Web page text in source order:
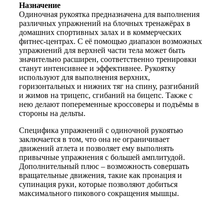
Назначение
Одиночная рукоятка предназначена для выполнения
различных упражнений на блочных тренажёрах в
домашних спортивных залах и в коммерческих
фитнес-центрах. С её помощью диапазон возможных
упражнений для верхней части тела может быть
значительно расширен, соответственно тренировки
станут интенсивнее и эффективнее. Рукоятку
используют для выполнения верхних,
горизонтальных и нижних тяг на спину, разгибаний
и жимов на трицепс, сгибаний на бицепс. Также с
нею делают попеременные кроссоверы и подъёмы в
стороны на дельты.
Специфика упражнений с одиночной рукоятью
заключается в том, что она не ограничивает
движений атлета и позволяет ему выполнять
привычные упражнения с большей амплитудой.
Дополнительный плюс – возможность совершать
вращательные движения, такие как пронация и
супинация руки, которые позволяют добиться
максимального пикового сокращения мышцы.